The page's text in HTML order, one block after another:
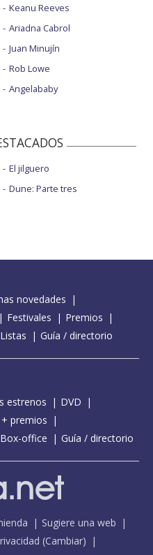
Keanu Reeves
Ariadna Cabrol
Juan Minujín
Rob Lowe
Angelababy
El jilguero
Dune: Parte tres
novedades
Festivales
Premios
Listas Guía / directorio
estrenos
DVD
premios
Box-office Guía / directorio
Sugiere una web
(Cambiar)